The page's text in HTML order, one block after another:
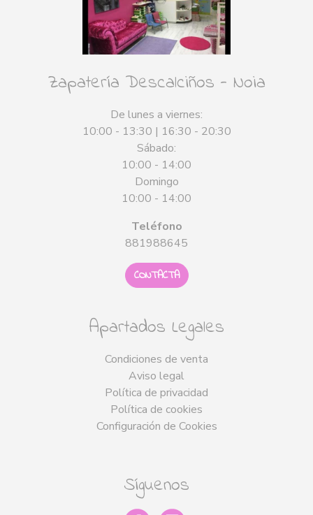
Zapatería Descalciños - Noia
De lunes a viernes:
10:00 - 13:30 | 16:30 - 20:30
Sábado:
10:00 - 14:00
Domingo
10:00 - 14:00
Teléfono
881988645
CONTACTA
Apartados Legales
Condiciones de venta
Aviso legal
Política de privacidad
Política de cookies
Configuración de Cookies
Síguenos